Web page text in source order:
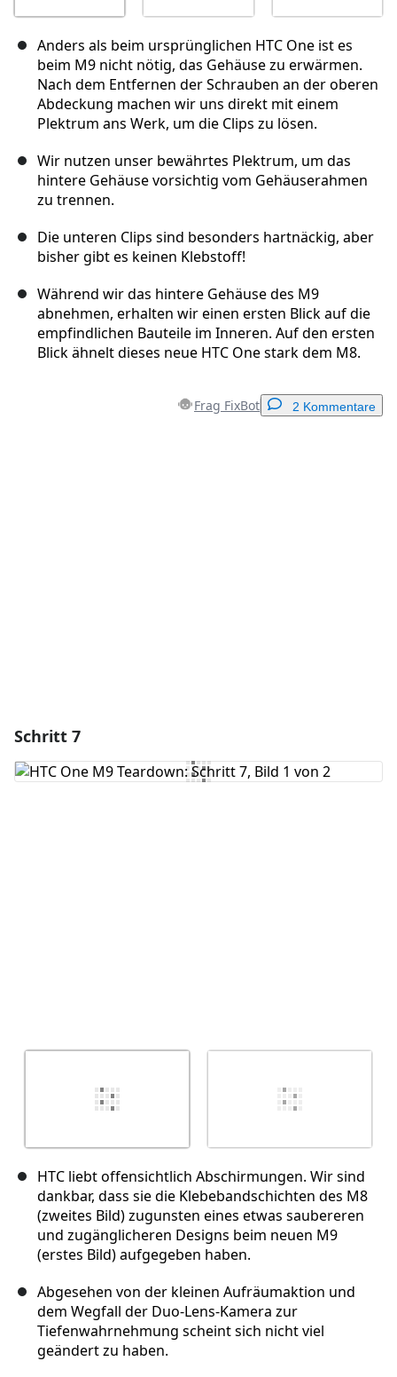
Anders als beim ursprünglichen HTC One ist es
beim M9 nicht nötig, das Gehäuse zu erwärmen.
Nach dem Entfernen der Schrauben an der oberen
Abdeckung machen wir uns direkt mit einem
Plektrum ans Werk, um die Clips zu lösen.
Wir nutzen unser bewährtes Plektrum, um das
hintere Gehäuse vorsichtig vom Gehäuserahmen
zu trennen.
Die unteren Clips sind besonders hartnäckig, aber
bisher gibt es keinen Klebstoff!
Während wir das hintere Gehäuse des M9
abnehmen, erhalten wir einen ersten Blick auf die
empfindlichen Bauteile im Inneren. Auf den ersten
Blick ähnelt dieses neue HTC One stark dem M8.
Frag FixBot 2 Kommentare
Schritt 7
HTC liebt offensichtlich Abschirmungen. Wir sind
dankbar, dass sie die Klebebandschichten des M8
(zweites Bild) zugunsten eines etwas saubereren
und zugänglicheren Designs beim neuen M9
(erstes Bild) aufgegeben haben.
Abgesehen von der kleinen Aufräumaktion und
dem Wegfall der Duo-Lens-Kamera zur
Tiefenwahrnehmung scheint sich nicht viel
geändert zu haben.